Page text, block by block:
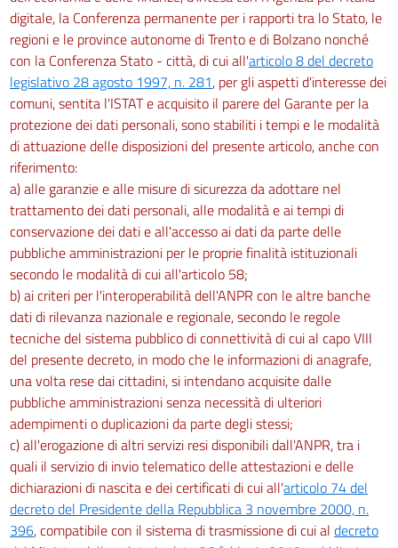
digitale, la Conferenza permanente per i rapporti tra lo Stato, le
regioni e le province autonome di Trento e di Bolzano nonché
con la Conferenza Stato - città, di cui all'articolo 8 del decreto
legislativo 28 agosto 1997, n. 281, per gli aspetti d'interesse dei
comuni, sentita l'ISTAT e acquisito il parere del Garante per la
protezione dei dati personali, sono stabiliti i tempi e le modalità
di attuazione delle disposizioni del presente articolo, anche con
riferimento:
a) alle garanzie e alle misure di sicurezza da adottare nel
trattamento dei dati personali, alle modalità e ai tempi di
conservazione dei dati e all'accesso ai dati da parte delle
pubbliche amministrazioni per le proprie finalità istituzionali
secondo le modalità di cui all'articolo 58;
b) ai criteri per l'interoperabilità dell'ANPR con le altre banche
dati di rilevanza nazionale e regionale, secondo le regole
tecniche del sistema pubblico di connettività di cui al capo VIII
del presente decreto, in modo che le informazioni di anagrafe,
una volta rese dai cittadini, si intendano acquisite dalle
pubbliche amministrazioni senza necessità di ulteriori
adempimenti o duplicazioni da parte degli stessi;
c) all'erogazione di altri servizi resi disponibili dall'ANPR, tra i
quali il servizio di invio telematico delle attestazioni e delle
dichiarazioni di nascita e dei certificati di cui all'articolo 74 del
decreto del Presidente della Repubblica 3 novembre 2000, n.
396, compatibile con il sistema di trasmissione di cui al decreto